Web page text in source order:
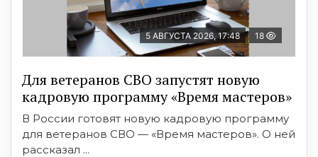
5 АВГУСТА 2026, 17:48 18
Для ветеранов СВО запустят новую
кадровую программу «Время мастеров»
В России готовят новую кадровую программу
для ветеранов СВО — «Время мастеров». О ней
рассказал ...